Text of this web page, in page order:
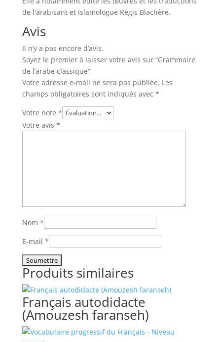
de l'arabisant et islamologue Régis Blachère.
Avis
Il n’y a pas encore d’avis.
Soyez le premier à laisser votre avis sur “Grammaire
de l’arabe classique”
Votre adresse e-mail ne sera pas publiée. Les
champs obligatoires sont indiqués avec *
Votre note *
Votre avis *
Nom *
E-mail *
Produits similaires
Français autodidacte
(Amouzesh faranseh)